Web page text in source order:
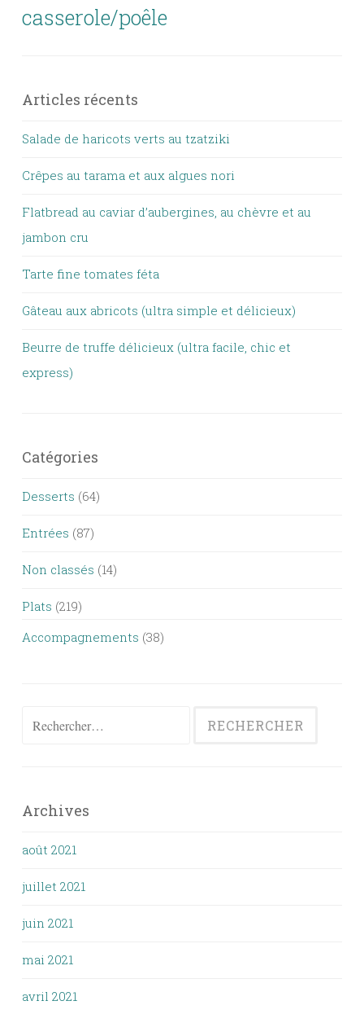
casserole/poêle
Articles récents
Salade de haricots verts au tzatziki
Crêpes au tarama et aux algues nori
Flatbread au caviar d’aubergines, au chèvre et au
jambon cru
Tarte fine tomates féta
Gâteau aux abricots (ultra simple et délicieux)
Beurre de truffe délicieux (ultra facile, chic et
express)
Catégories
Desserts (64)
Entrées (87)
Non classés (14)
Plats (219)
Accompagnements (38)
Rechercher :
Archives
août 2021
juillet 2021
juin 2021
mai 2021
avril 2021